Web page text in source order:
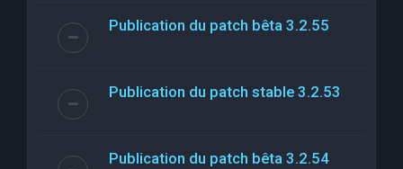
Publication du patch bêta 3.2.55
Publication du patch stable 3.2.53
Publication du patch bêta 3.2.54